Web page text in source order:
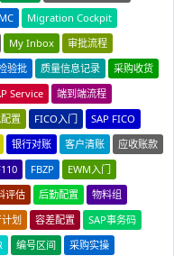
Migration Cockpit
My Inbox
审批流程
验批 质量信息记录
采购收货
Service
端到端流程
置 FICO入门
SAP FICO
银行对账 客户清账
应收账款
FBZP
EWM入门
评估 后勤配置
物料组
划 容差配置
SAP事务码
编号区间
采购实操